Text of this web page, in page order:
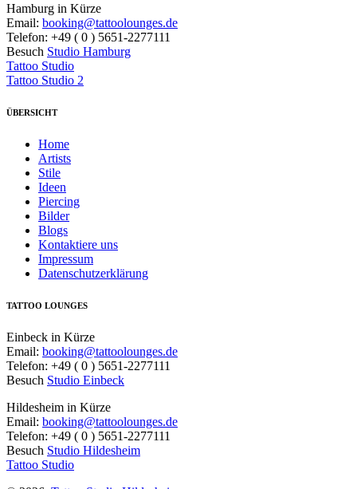
Hamburg in Kürze
Email: booking@tattoolounges.de
Telefon: +49 ( 0 ) 5651-2277111
Besuch Studio Hamburg
Tattoo Studio
Tattoo Studio 2
ÜBERSICHT
Home
Artists
Stile
Ideen
Piercing
Bilder
Blogs
Kontaktiere uns
Impressum
Datenschutzerklärung
TATTOO LOUNGES
Einbeck in Kürze
Email: booking@tattoolounges.de
Telefon: +49 ( 0 ) 5651-2277111
Besuch Studio Einbeck
Hildesheim in Kürze
Email: booking@tattoolounges.de
Telefon: +49 ( 0 ) 5651-2277111
Besuch Studio Hildesheim
Tattoo Studio